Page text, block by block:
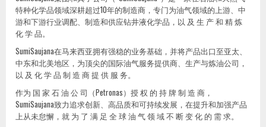
特种化学品领域深耕超过10年的制造商，专门为油气领域的上游、中
游和下游行业调配、制造和供应钻井液化学品，以 及 生 产 和 精 炼
化 学 品。
SumiSaujana在马来西亚拥有强稳的业务基础，并将产品出口至亚太、
中东和北美地区，为顶尖的国际油气服务提供商、生产与炼油公司，
以 及 化 学 品 制 造 商 提 供 服 务。
作为 国 家 石 油 公 司（Petronas）授 权 的 持 牌 制 造 商，
SumiSaujana致力追求创新、高品质和可持续发展，在提升和加强产品
上从未怠懈，就 为 了 满 足 全 球 油 气 领 域 不 断 变 化 的 需 求。